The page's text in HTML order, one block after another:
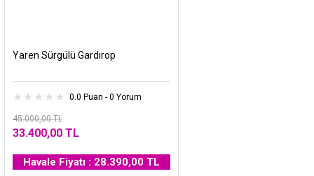
Yaren Sürgülü Gardırop
0.0 Puan - 0 Yorum
45.000,00 TL
33.400,00 TL
Havale Fiyatı : 28.390,00 TL